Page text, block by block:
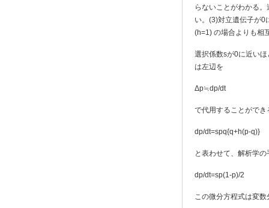
らないことがわかる
い。(3)対立遺伝子が0
(h=1) の場合よりも相
選択係数sが0に近い
は左辺を
Δp≒dp/dt
で代用することがで
dp/dt=spq{q+h(p-q)}
と表わせて、解析学
dp/dt=sp(1-p)/2
この微分方程式は変